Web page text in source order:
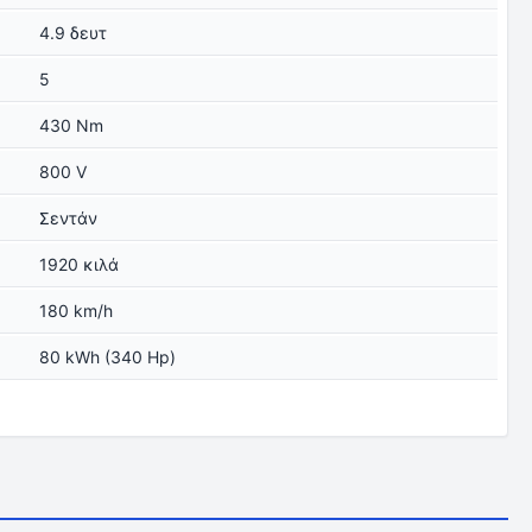
4.9 δευτ
5
430 Nm
800 V
Σεντάν
1920 κιλά
180 km/h
80 kWh (340 Hp)